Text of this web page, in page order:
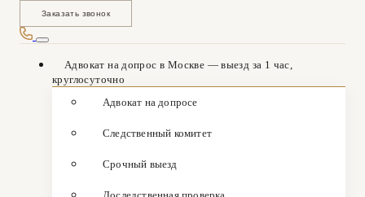
Заказать звонок
Адвокат на допрос в Москве — выезд за 1 час,
круглосуточно
Адвокат на допросе
Следственный комитет
Срочный выезд